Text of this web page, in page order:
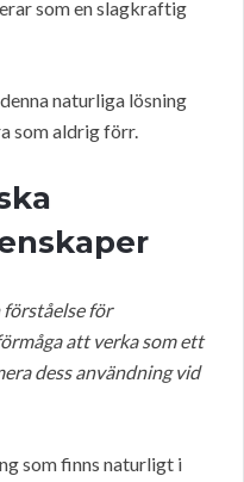
som en slagkraftig
naturliga lösning
som aldrig förr.
förståelse för
att verka som ett
dess användning vid
som finns naturligt i